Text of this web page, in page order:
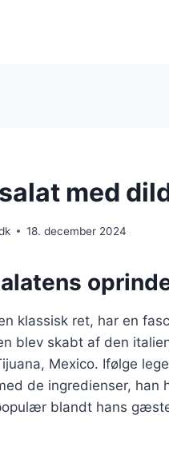
med
18. december 2024
klassisk ret, har en
blev skabt af den
Mexico. Ifølge
de ingredienser,
blandt hans